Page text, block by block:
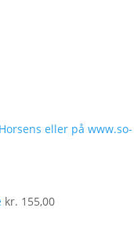
kr. 155,00